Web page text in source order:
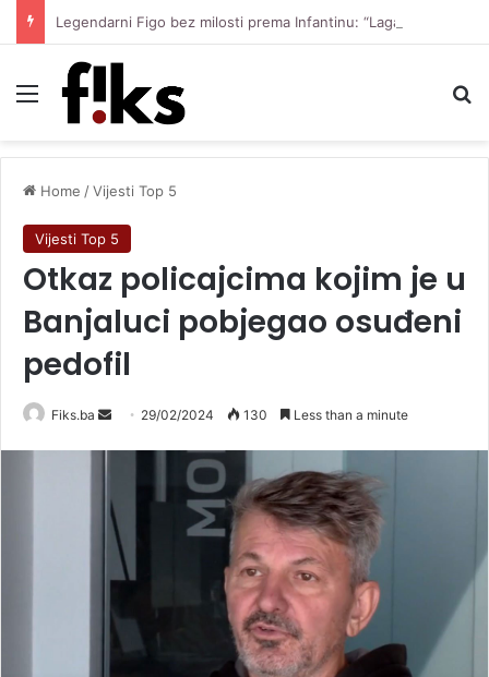
Menu
Home /Vijesti Top 5
Vijesti Top 5
Otkaz policajcima kojim je u
Banjaluci pobjegao osuđeni
pedofil
Fiks.ba
Send 29/02/2024 130 Less than a minute